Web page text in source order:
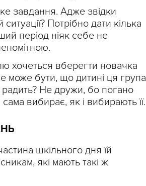
завдання. Адже звідки
Потрібно дати кілька
період ніяк себе не
хочеться вберегти новачка
може бути, що дитині ця група
радить? Не дружи, бо погано
вибирає, як і вибирають її.
шкільного дня їй
які мають такі ж